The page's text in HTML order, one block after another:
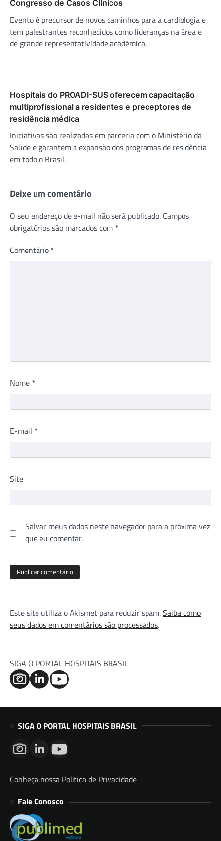
Congresso de Casos Clínicos
Evento é precursor de novos caminhos para a cardiologia e
tem palestrantes reconhecidos como lideranças na área e
de grande representatividade acadêmica.
Hospitais do PROADI-SUS oferecem capacitação
multiprofissional a residentes e preceptores de
residência médica
Iniciativas são realizadas em parceria com o Ministério da
Saúde e garantem a expansão dos programas de residência
em todo o Brasil.
Deixe um comentário
O seu endereço de e-mail não será publicado. Campos
obrigatórios são marcados com *
Comentário *
Nome *
E-mail *
Site
Salvar meus dados neste navegador para a próxima vez
que eu comentar.
Este site utiliza o Akismet para reduzir spam.Saiba como
seus dados em comentários são processados.
SIGA O PORTAL HOSPITAIS BRASIL
SIGA O PORTAL HOSPITAIS BRASIL
Conheça nossa Política de Privacidade
Fale Conosco